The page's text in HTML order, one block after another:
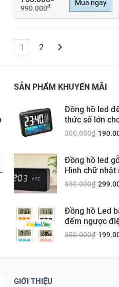
990.000₫ Mua ngay
1 2
SẢN PHẨM KHUYẾN MÃI
Đồng hồ led
thức số lớn
người già
300.000₫
Đồng hồ led
Hình chữ
350.000₫
Đồng hồ Led
đếm ngược
V3
350.000₫
GIỚI THIỆU